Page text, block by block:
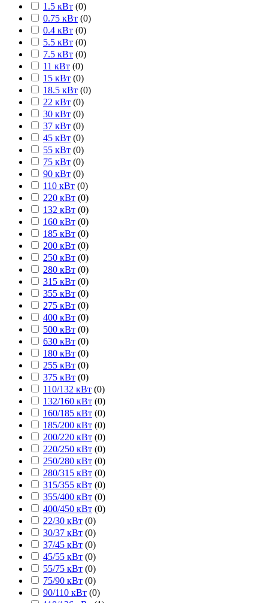
1.5 кВт (0)
0.75 кВт (0)
0.4 кВт (0)
5.5 кВт (0)
7.5 кВт (0)
11 кВт (0)
15 кВт (0)
18.5 кВт (0)
22 кВт (0)
30 кВт (0)
37 кВт (0)
45 кВт (0)
55 кВт (0)
75 кВт (0)
90 кВт (0)
110 кВт (0)
220 кВт (0)
132 кВт (0)
160 кВт (0)
185 кВт (0)
200 кВт (0)
250 кВт (0)
280 кВт (0)
315 кВт (0)
355 кВт (0)
275 кВт (0)
400 кВт (0)
500 кВт (0)
630 кВт (0)
180 кВт (0)
255 кВт (0)
375 кВт (0)
110/132 кВт (0)
132/160 кВт (0)
160/185 кВт (0)
185/200 кВт (0)
200/220 кВт (0)
220/250 кВт (0)
250/280 кВт (0)
280/315 кВт (0)
315/355 кВт (0)
355/400 кВт (0)
400/450 кВт (0)
22/30 кВт (0)
30/37 кВт (0)
37/45 кВт (0)
45/55 кВт (0)
55/75 кВт (0)
75/90 кВт (0)
90/110 кВт (0)